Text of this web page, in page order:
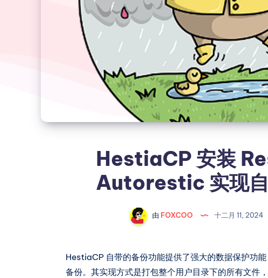
HestiaCP 安装
Autorestic 实现
由 FOXCOO 十二月 11, 2024
HestiaCP 自带的备份功能提供了强大的数据保护功
备份。其实现方式是打包整个用户目录下的所有文件